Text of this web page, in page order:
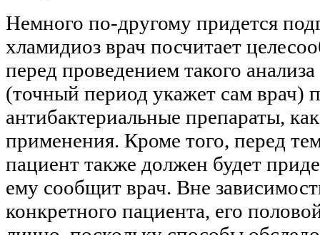
Немного по-другому придется
хламидиоз врач посчитает
перед проведением такого
(точный период укажет сам врач)
антибактериальные препараты,
применения. Кроме того, перед
пациент также должен будет
ему сообщит врач. Вне
конкретного пациента, его